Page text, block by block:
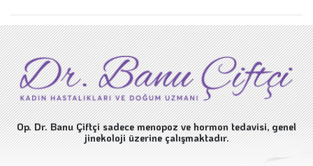
Op. Dr. Banu Çiftçi sadece menopoz ve hormon tedavisi, genel
jinekoloji üzerine çalışmaktadır.